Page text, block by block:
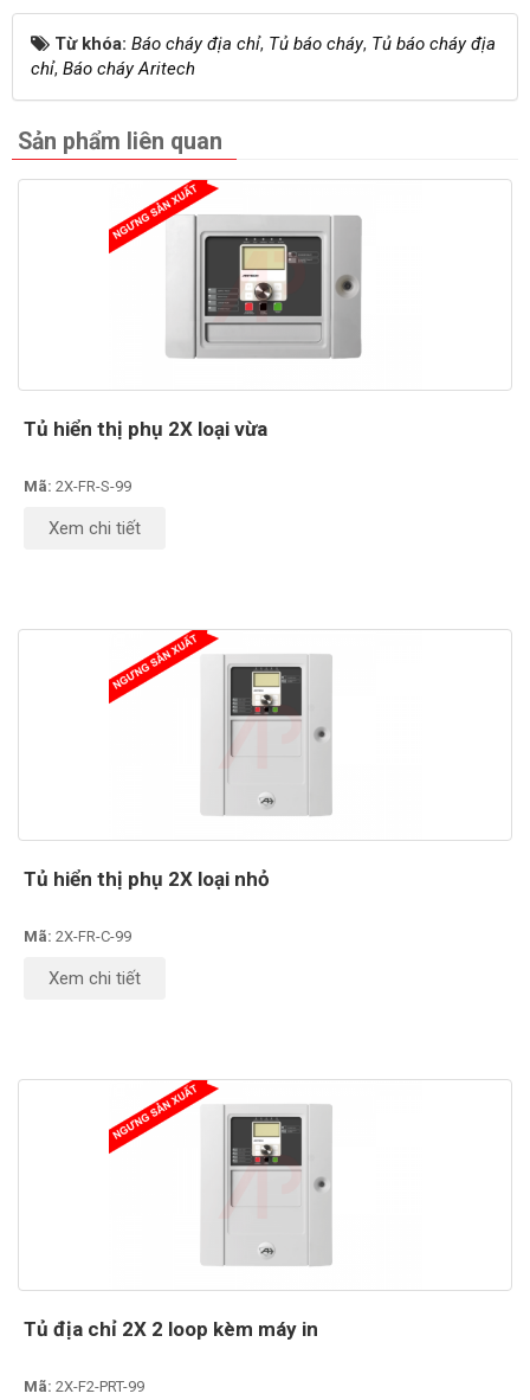
Từ khóa: Báo cháy địa chỉ, Tủ báo cháy, Tủ báo cháy địa
chỉ, Báo cháy Aritech
Sản phẩm liên quan
Tủ hiển thị phụ 2X loại vừa
Mã: 2X-FR-S-99
Xem chi tiết
Tủ hiển thị phụ 2X loại nhỏ
Mã: 2X-FR-C-99
Xem chi tiết
Tủ địa chỉ 2X 2 loop kèm máy in
Mã: 2X-F2-PRT-99